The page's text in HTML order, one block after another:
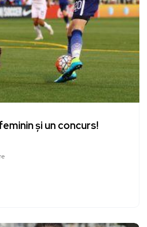
și un concurs!